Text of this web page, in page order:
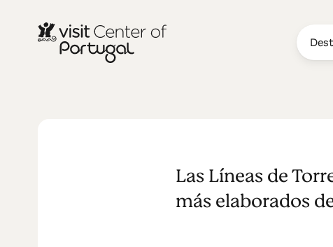
Las Líneas
Las Líneas de
más elaborados